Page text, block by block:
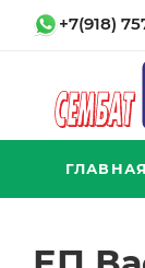
+7(918)
ГЛАВНАЯ